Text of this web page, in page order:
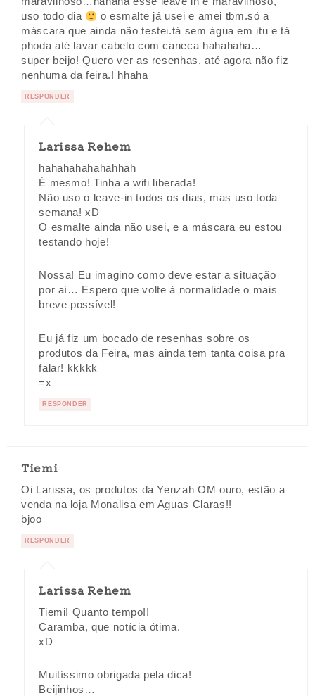
uso todo dia
o esmalte já usei e amei tbm.só a
máscara que ainda não testei.tá sem água em itu e tá
phoda até lavar cabelo com caneca hahahaha…
super beijo! Quero ver as resenhas, até agora não fiz
nenhuma da feira.! hhaha
RESPONDER
Larissa Rehem
hahahahahahahhah
É mesmo! Tinha a wifi liberada!
Não uso o leave-in todos os dias, mas uso toda
semana! xD
O esmalte ainda não usei, e a máscara eu estou
testando hoje!
Nossa! Eu imagino como deve estar a situação
por aí… Espero que volte à normalidade o mais
breve possível!
Eu já fiz um bocado de resenhas sobre os
produtos da Feira, mas ainda tem tanta coisa pra
falar! kkkkk
=x
RESPONDER
Tiemi
Oi Larissa, os produtos da Yenzah OM ouro, estão a
venda na loja Monalisa em Aguas Claras!!
bjoo
RESPONDER
Larissa Rehem
Tiemi! Quanto tempo!!
Caramba, que notícia ótima.
xD
Muitíssimo obrigada pela dica!
Beijinhos…